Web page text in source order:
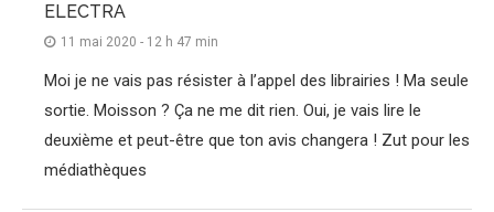
ELECTRA
11 mai 2020 - 12 h 47 min
Moi je ne vais pas résister à l’appel des librairies ! Ma seule
sortie. Moisson ? Ça ne me dit rien. Oui, je vais lire le
deuxième et peut-être que ton avis changera ! Zut pour les
médiathèques